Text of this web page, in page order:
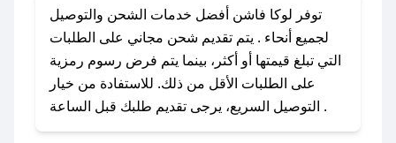
تواصل معنا عبر تويتر أو البريد الإلكتروني لإضافته
بسرعة.
### كيفية استخدام كود خصم لوكا فاشن؟
1. انسخ كود الخصم من تطبيق صحصح.
2. الصقه في خانة الدفع عند التسوق من لوكا فاشن.
توفر لوكا فاشن أفضل خدمات الشحن والتوصيل
لجميع أنحاء . يتم تقديم شحن مجاني على الطلبات
التي تبلغ قيمتها أو أكثر، بينما يتم فرض رسوم رمزية
على الطلبات الأقل من ذلك. للاستفادة من خيار
التوصيل السريع، يرجى تقديم طلبك قبل الساعة .